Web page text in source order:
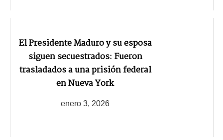
El Presidente Maduro y su esposa
siguen secuestrados: Fueron
trasladados a una prisión federal
en Nueva York
enero 3, 2026